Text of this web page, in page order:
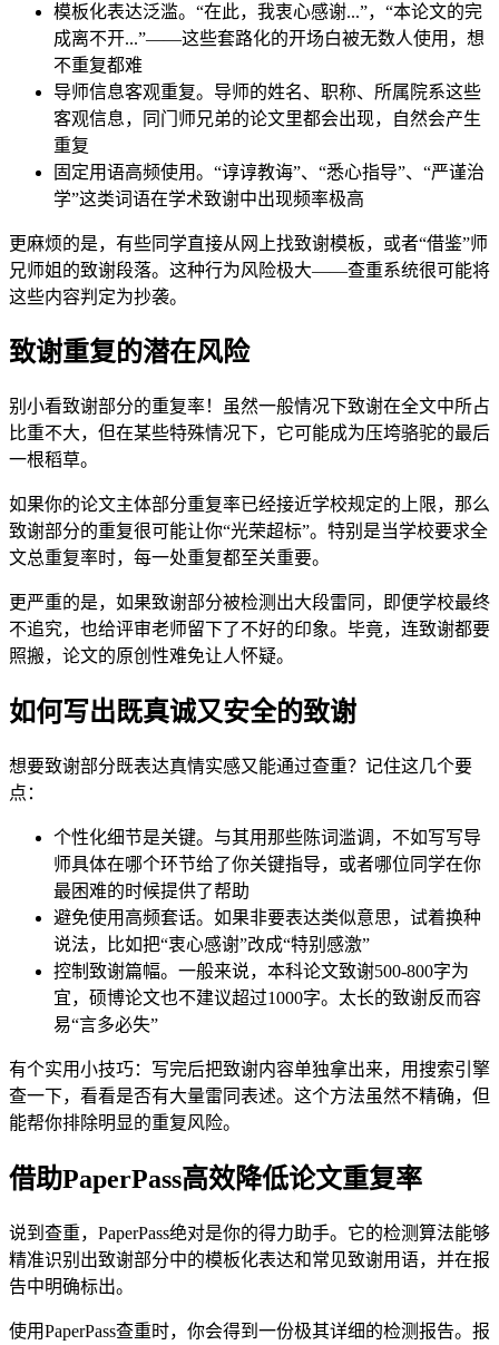
模板化表达泛滥。“在此，我衷心感谢...”，“本论文的完
成离不开...”——这些套路化的开场白被无数人使用，想
不重复都难
导师信息客观重复。导师的姓名、职称、所属院系这些
客观信息，同门师兄弟的论文里都会出现，自然会产生
重复
固定用语高频使用。“谆谆教诲”、“悉心指导”、“严谨治
学”这类词语在学术致谢中出现频率极高
更麻烦的是，有些同学直接从网上找致谢模板，或者“借鉴”师
兄师姐的致谢段落。这种行为风险极大——查重系统很可能将
这些内容判定为抄袭。
致谢重复的潜在风险
别小看致谢部分的重复率！虽然一般情况下致谢在全文中所占
比重不大，但在某些特殊情况下，它可能成为压垮骆驼的最后
一根稻草。
如果你的论文主体部分重复率已经接近学校规定的上限，那么
致谢部分的重复很可能让你“光荣超标”。特别是当学校要求全
文总重复率时，每一处重复都至关重要。
更严重的是，如果致谢部分被检测出大段雷同，即便学校最终
不追究，也给评审老师留下了不好的印象。毕竟，连致谢都要
照搬，论文的原创性难免让人怀疑。
如何写出既真诚又安全的致谢
想要致谢部分既表达真情实感又能通过查重？记住这几个要
点：
个性化细节是关键。与其用那些陈词滥调，不如写写导
师具体在哪个环节给了你关键指导，或者哪位同学在你
最困难的时候提供了帮助
避免使用高频套话。如果非要表达类似意思，试着换种
说法，比如把“衷心感谢”改成“特别感激”
控制致谢篇幅。一般来说，本科论文致谢500-800字为
宜，硕博论文也不建议超过1000字。太长的致谢反而容
易“言多必失”
有个实用小技巧：写完后把致谢内容单独拿出来，用搜索引擎
查一下，看看是否有大量雷同表述。这个方法虽然不精确，但
能帮你排除明显的重复风险。
借助PaperPass高效降低论文重复率
说到查重，PaperPass绝对是你的得力助手。它的检测算法能够
精准识别出致谢部分中的模板化表达和常见致谢用语，并在报
告中明确标出。
使用PaperPass查重时，你会得到一份极其详细的检测报告。报